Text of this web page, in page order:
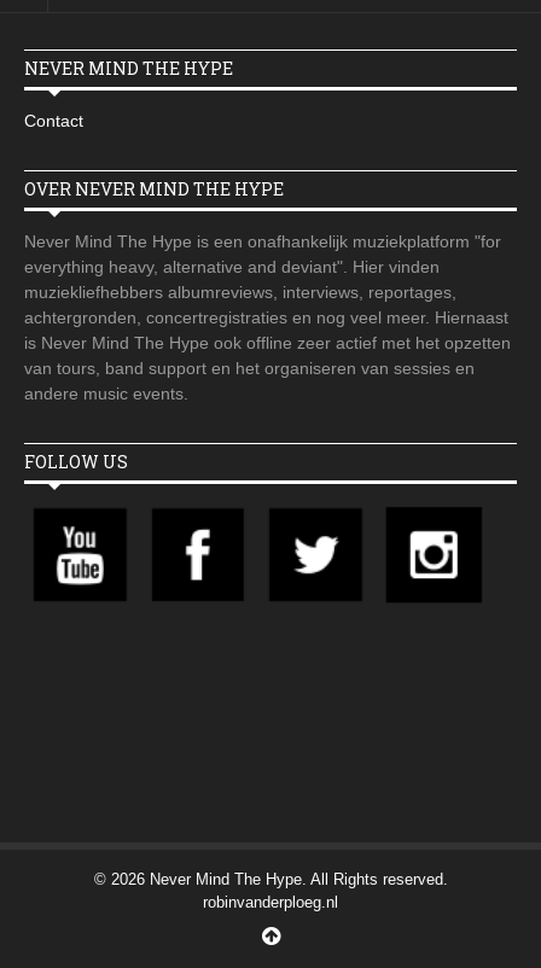
NEVER MIND THE HYPE
Contact
OVER NEVER MIND THE HYPE
Never Mind The Hype is een onafhankelijk muziekplatform "for
everything heavy, alternative and deviant". Hier vinden
muziekliefhebbers albumreviews, interviews, reportages,
achtergronden, concertregistraties en nog veel meer. Hiernaast
is Never Mind The Hype ook offline zeer actief met het opzetten
van tours, band support en het organiseren van sessies en
andere music events.
FOLLOW US
© 2026 Never Mind The Hype. All Rights reserved.
robinvanderploeg.nl